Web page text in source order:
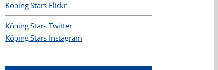
Köping Stars Flickr
Köping Stars Twitter
Köping Stars Instagram